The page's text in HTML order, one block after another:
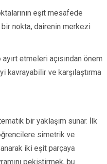
eşit mesafede
nokta, dairenin merkezi
etmeleri açısından önem
kavrayabilir ve karşılaştırma
bir yaklaşım sunar. İlk
simetrik ve
iki eşit parçaya
pekiştirmek, bu